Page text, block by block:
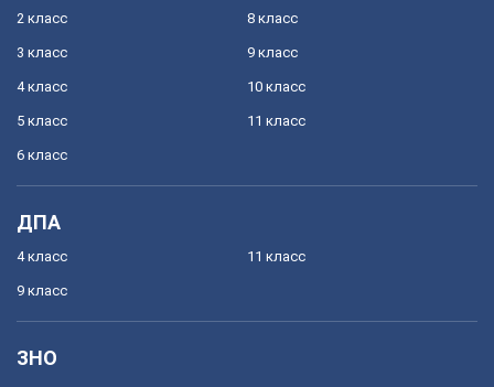
2 класс
3 класс
4 класс
5 класс
6 класс
8 класс
9 класс
10 класс
11 класс
ДПА
4 класс
9 класс
11 класс
ЗНО